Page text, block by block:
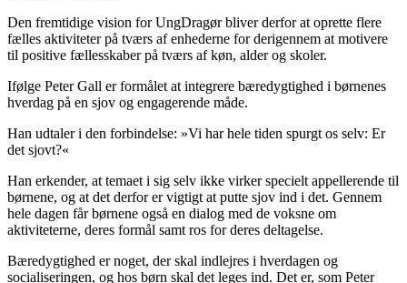
Den fremtidige vision for UngDragør bliver derfor at oprette flere
fælles aktiviteter på tværs af enhederne for derigennem at motivere
til positive fællesskaber på tværs af køn, alder og skoler.
Ifølge Peter Gall er formålet at integrere bæredygtighed i børnenes
hverdag på en sjov og engagerende måde.
Han udtaler i den forbindelse: »Vi har hele tiden spurgt os selv: Er
det sjovt?«
Han erkender, at temaet i sig selv ikke virker specielt appellerende til
børnene, og at det derfor er vigtigt at putte sjov ind i det. Gennem
hele dagen får børnene også en dialog med de voksne om
aktiviteterne, deres formål samt ros for deres deltagelse.
Bæredygtighed er noget, der skal indlejres i hverdagen og
socialiseringen, og hos børn skal det leges ind. Det er, som Peter